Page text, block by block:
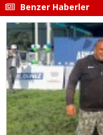
Benzer Haberler